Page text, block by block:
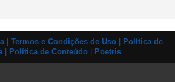
| Termos e Condições de Uso
Política de
| Política de Conteúdo| Poetris